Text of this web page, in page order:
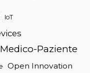
IoT
Medico-Paziente
Open Innovation